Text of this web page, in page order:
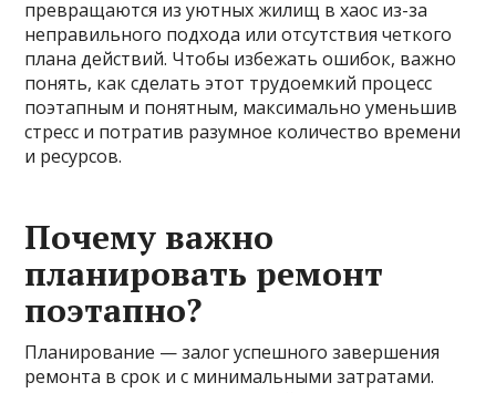
превращаются из уютных жилищ в хаос из-за
неправильного подхода или отсутствия четкого
плана действий. Чтобы избежать ошибок, важно
понять, как сделать этот трудоемкий процесс
поэтапным и понятным, максимально уменьшив
стресс и потратив разумное количество времени
и ресурсов.
Почему важно
планировать ремонт
поэтапно?
Планирование — залог успешного завершения
ремонта в срок и с минимальными затратами.